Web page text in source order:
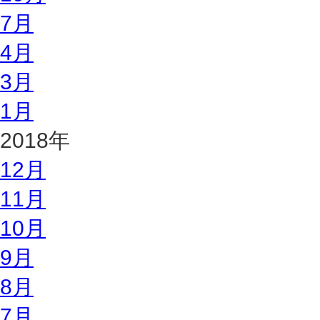
7月
4月
3月
1月
2018年
12月
11月
10月
9月
8月